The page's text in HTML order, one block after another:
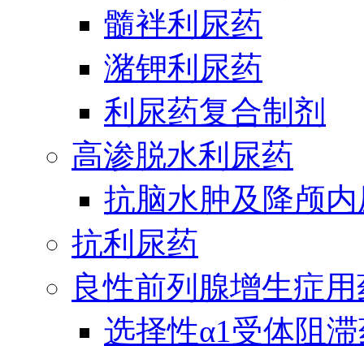
髓袢利尿药
潴钾利尿药
利尿药复合制剂
高渗脱水利尿药
抗脑水肿及降颅
抗利尿药
良性前列腺增生症
选择性α1受体阻